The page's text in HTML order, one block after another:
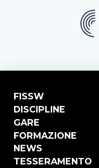
FISSW
DISCIPLINE
GARE
FORMAZIONE
NEWS
TESSERAMENTO